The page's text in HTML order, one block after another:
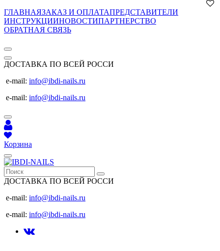
ГЛАВНАЯЗАКАЗ И ОПЛАТАПРЕДСТАВИТЕЛИ
ИНСТРУКЦИИНОВОСТИПАРТНЕРСТВО
ОБРАТНАЯ СВЯЗЬ
ДОСТАВКА ПО ВСЕЙ РОССИ
e-mail: info@ibdi-nails.ru
e-mail: info@ibdi-nails.ru
Корзина
ДОСТАВКА ПО ВСЕЙ РОССИ
e-mail: info@ibdi-nails.ru
e-mail: info@ibdi-nails.ru